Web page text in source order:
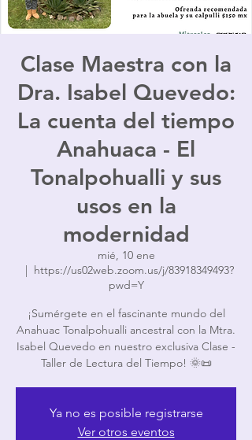
Clase Maestra con la
Dra. Isabel Quevedo:
La cuenta del tiempo
Anahuaca - El
Tonalpohualli y sus
usos en la
modernidad
mié, 10 ene
  |
https://us02web.zoom.us/j/83918349493?
pwd=Y
¡Sumérgete en el fascinante mundo del
Anahuac Tonalpohualli ancestral con la Mtra.
Isabel Quevedo en nuestro exclusiva Clase -
Taller de Lectura del Tiempo! 🌞📜
Ya no es posible registrarse
Ver otros eventos